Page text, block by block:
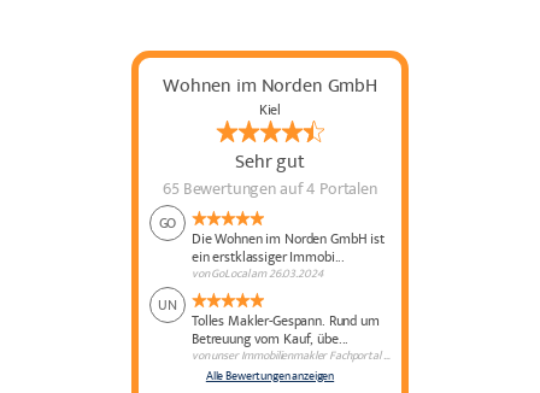
Wohnen im Norden GmbH
Kiel
Sehr gut
65 Bewertungenauf 4 Portalen
GO
Die Wohnen im Norden GmbH ist
ein erstklassiger Immobi...
vonGoLocalam26.03.2024
UN
Tolles Makler-Gespann. Rund um
Betreuung vom Kauf, übe...
vonunser Immobilienmakler Fachportalam
Alle Bewertungen anzeigen